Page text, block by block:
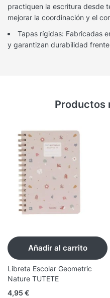
practiquen la escritura desde
mejorar la coordinación y el
Tapas rígidas: Fabricadas
y garantizan durabilidad
Productos
Añadir al carrito
Libreta Escolar Geometric
Nature TUTETE
4,95 €